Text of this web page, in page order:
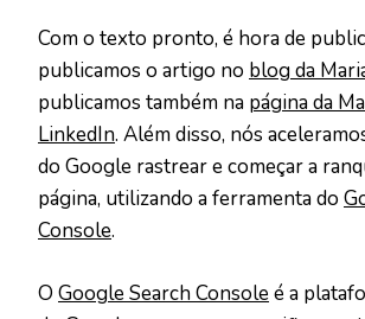
Com o texto pronto, é hora de
publicamos o artigo no blog da
publicamos também na página da
LinkedIn. Além disso, nós
do Google rastrear e começar a
página, utilizando a ferramenta do
Console.
O Google Search Consoleé a